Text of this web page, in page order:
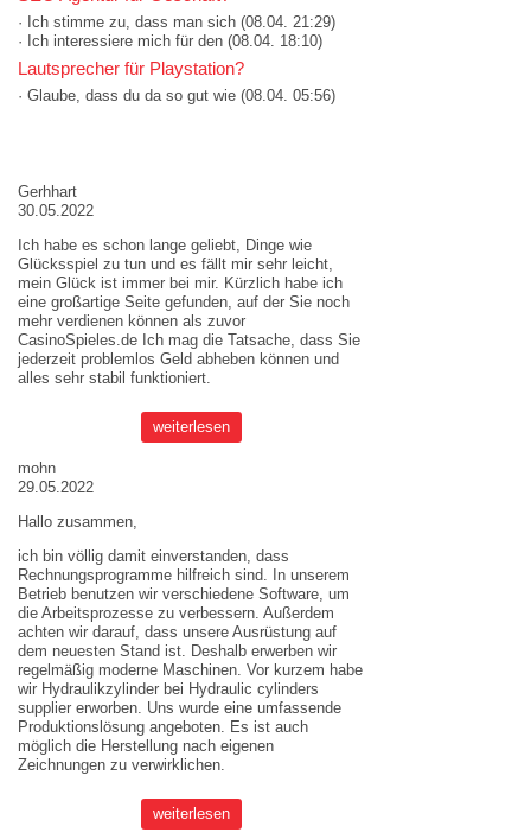
· Ich stimme zu, dass man sich (08.04. 21:29)
· Ich interessiere mich für den (08.04. 18:10)
Lautsprecher für Playstation?
· Glaube, dass du da so gut wie (08.04. 05:56)
Gerhhart
30.05.2022
Ich habe es schon lange geliebt, Dinge wie
Glücksspiel zu tun und es fällt mir sehr leicht,
mein Glück ist immer bei mir. Kürzlich habe ich
eine großartige Seite gefunden, auf der Sie noch
mehr verdienen können als zuvor
CasinoSpieles.de Ich mag die Tatsache, dass Sie
jederzeit problemlos Geld abheben können und
alles sehr stabil funktioniert.
weiterlesen
mohn
29.05.2022
Hallo zusammen,
ich bin völlig damit einverstanden, dass
Rechnungsprogramme hilfreich sind. In unserem
Betrieb benutzen wir verschiedene Software, um
die Arbeitsprozesse zu verbessern. Außerdem
achten wir darauf, dass unsere Ausrüstung auf
dem neuesten Stand ist. Deshalb erwerben wir
regelmäßig moderne Maschinen. Vor kurzem habe
wir Hydraulikzylinder bei Hydraulic cylinders
supplier erworben. Uns wurde eine umfassende
Produktionslösung angeboten. Es ist auch
möglich die Herstellung nach eigenen
Zeichnungen zu verwirklichen.
weiterlesen